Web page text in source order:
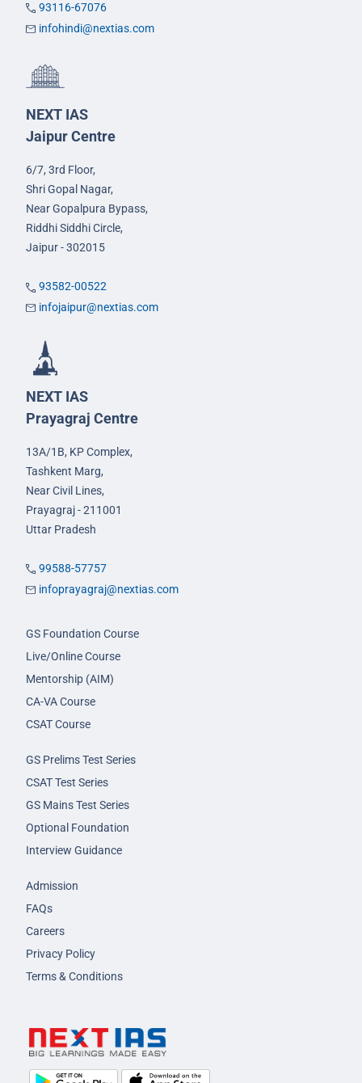
93116-67076
infohindi@nextias.com
NEXT IAS
Jaipur Centre
6/7, 3rd Floor,
Shri Gopal Nagar,
Near Gopalpura Bypass,
Riddhi Siddhi Circle,
Jaipur - 302015
93582-00522
infojaipur@nextias.com
NEXT IAS
Prayagraj Centre
13A/1B, KP Complex,
Tashkent Marg,
Near Civil Lines,
Prayagraj - 211001
Uttar Pradesh
99588-57757
infoprayagraj@nextias.com
GS Foundation Course
Live/Online Course
Mentorship (AIM)
CA-VA Course
CSAT Course
GS Prelims Test Series
CSAT Test Series
GS Mains Test Series
Optional Foundation
Interview Guidance
Admission
FAQs
Careers
Privacy Policy
Terms & Conditions